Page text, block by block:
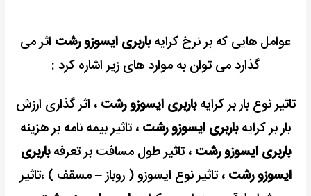
عوامل هایی که بر نرخ کرایهباربری ایسوزو رشت اثر می
گذارد می توان به موارد های زیر اشاره کرد :
تاثیر نوع بار بر کرایهباربری ایسوزو رشت ، اثر گذاری ارزش
بار بر کرایهباربری ایسوزو رشت ،تاثیر بیمه نامه بر هزینه
باربری ایسوزو رشت ،تاثیر طول مسافت بر تعرفهباربری
ایسوزو رشت ،تاثیر نوع ایسوزو ( روباز – مسقف ) ،تاثیر